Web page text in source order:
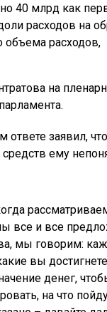
40 млрд как
расходов на
объема расходов,
на
ответе заявил,
средств ему
все и все
мы говорим:
вы
денег,
на что